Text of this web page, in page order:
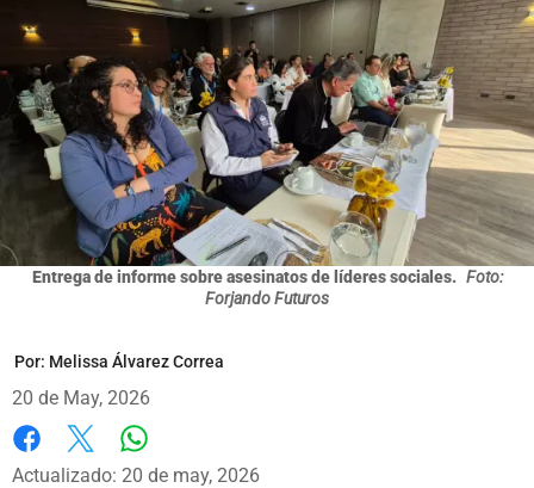
Entrega de informe sobre asesinatos de líderes sociales. Foto:
Forjando Futuros
Por: Melissa Álvarez Correa
20 de May, 2026
Facebook
X
Actualizado: 20 de may, 2026